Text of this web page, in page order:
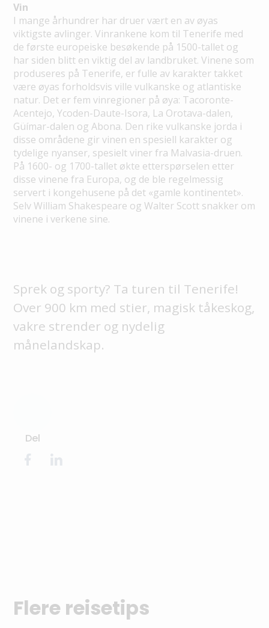
Sprek og sporty? Ta turen til Tenerife!
Over 900 km med stier, magisk tåkeskog,
vakre strender og nydelig
månelandskap.
Del
Vin
I mange århundrer har druer vært en av øyas
viktigste avlinger. Vinrankene kom til Tenerife med
de første europeiske besøkende på 1500-tallet og
har siden blitt en viktig del av landbruket. Vinene som
produseres på Tenerife, er fulle av karakter takket
være øyas forholdsvis ville vulkanske og atlantiske
natur. Det er fem vinregioner på øya: Tacoronte-
Acentejo, Ycoden-Daute-Isora, La Orotava-dalen,
Güímar-dalen og Abona. Den rike vulkanske jorda i
disse områdene gir vinen en spesiell karakter og
tydelige nyanser, spesielt viner fra Malvasia-druen.
På 1600- og 1700-tallet økte etterspørselen etter
disse vinene fra Europa, og de ble regelmessig
servert i kongehusene på det «gamle kontinentet».
Selv William Shakespeare og Walter Scott snakker om
vinene i verkene sine.
Flere reisetips